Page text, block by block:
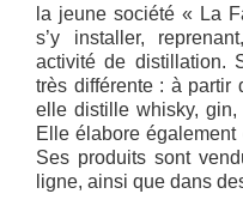
la jeune société « La
s’y installer,
activité de distillation.
très différente : à partir
elle distille whisky,
Elle élabore
Ses produits sont
ligne, ainsi que dans